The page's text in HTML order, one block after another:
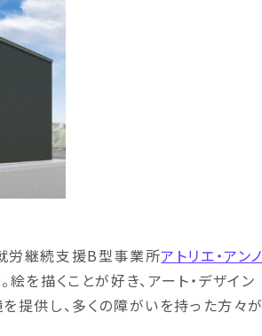
労継続支援B型事業所アトリエ・アンノ
を描くことが好き、アート・デザイン
提供し、多くの障がいを持った方々が